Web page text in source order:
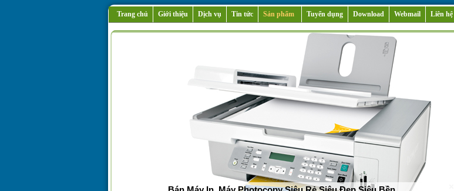
Trang chủ Giới thiệu Dịch vụ Tin tức Sản phẩm Tuyển dụng Download Webmail Liên hệ